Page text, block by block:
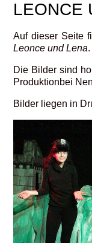
LEONCE
Auf dieser Seite
Leonce und Lena.
Die Bilder sind
Produktionbei
Bilder liegen in